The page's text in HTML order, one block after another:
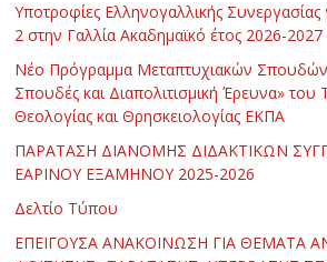
Υποτροφίες Ελληνογαλλικής
2 στην Γαλλία Ακαδημαϊκό έτος 2026-2027
Νέο Πρόγραμμα Μεταπτυχιακών Σπουδών
Σπουδές και Διαπολιτισμική Έρευνα» του
Θεολογίας και Θρησκειολογίας ΕΚΠΑ
ΠΑΡΑΤΑΣΗ ΔΙΑΝΟΜΗΣ ΔΙΔΑΚΤΙΚΩΝ
ΕΑΡΙΝΟΥ ΕΞΑΜΗΝΟΥ 2025-2026
Δελτίο Τύπου
ΕΠΕΙΓΟΥΣΑ ΑΝΑΚΟΙΝΩΣΗ ΓΙΑ ΘΕΜΑΤΑ